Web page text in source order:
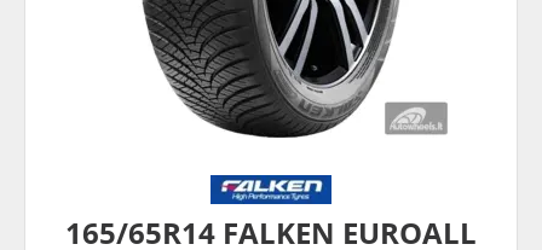
165/65R14 FALKEN EUROALL